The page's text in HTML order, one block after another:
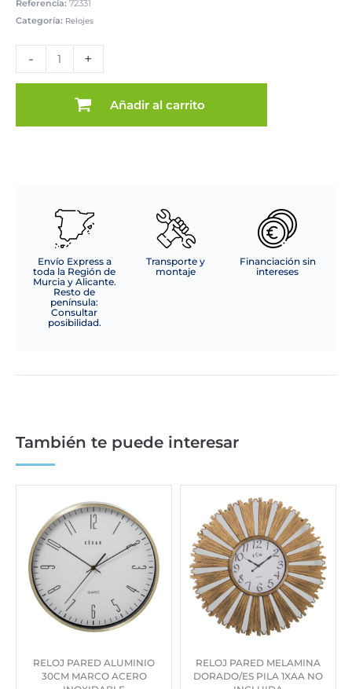
Referencia: 72331
Categoría: Relojes
-
METAL/MADERA
cantidad
+
Añadir al carrito
Envío Express a
toda la Región de
Murcia y Alicante.
Resto de
península:
Consultar
posibilidad.
Transporte y
montaje
Financiación sin
intereses
También te puede interesar
RELOJ PARED ALUMINIO
30CM MARCO ACERO
RELOJ PARED MELAMINA
DORADO/ES PILA 1XAA NO